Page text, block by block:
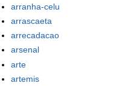
arranha-celu
arrascaeta
arrecadacao
arsenal
arte
artemis